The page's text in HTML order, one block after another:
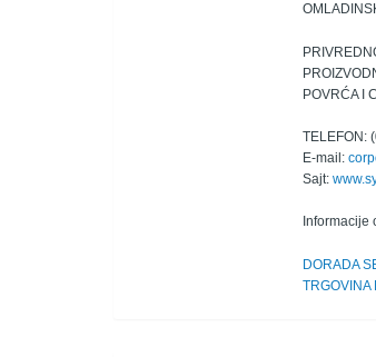
POVRĆA I
TELEFON:
E-mail:
Sajt:
Informacije
DORADA
TRGOVINA